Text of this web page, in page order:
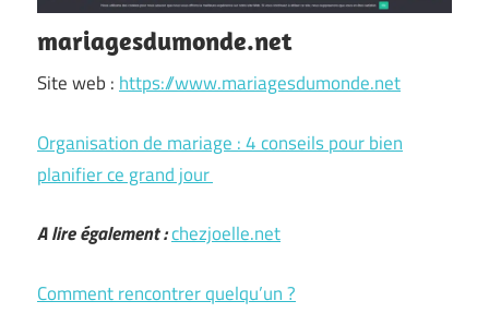
mariagesdumonde.net
Site web :https://www.mariagesdumonde.net
Organisation de mariage : 4 conseils pour bien
planifier ce grand jour
A lire également :chezjoelle.net
Comment rencontrer quelqu’un ?